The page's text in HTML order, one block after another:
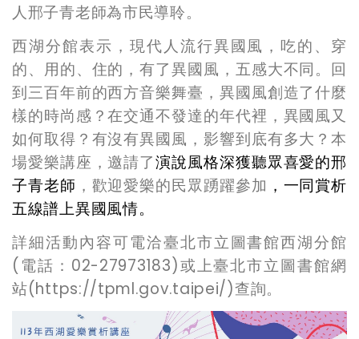
人邢子青老師為市民導聆。
西湖分館表示， 現代人流行異國風，吃的、穿
的、用的、住的，有了異國風，五感大不同。回
到三百年前的西方音樂舞臺，異國風創造了什麼
樣的時尚感？在交通不發達的年代裡，異國風又
如何取得？有沒有異國風，影響到底有多大？本
場愛樂講座 ，邀請了演說風格深獲聽眾喜愛的邢
子青老師 ，歡迎愛樂的民眾踴躍參加 ，一同賞析
五線譜上異國風情。
詳細活動內容可電洽臺北市立圖書館西湖分館
(電話：02-27973183)或上臺北市立圖書館網
站(https://tpml.gov.taipei/)查詢。